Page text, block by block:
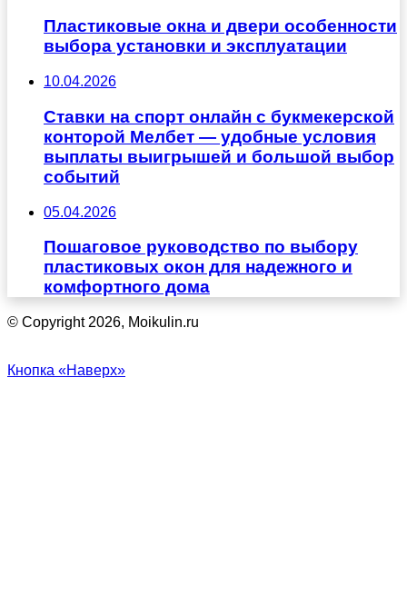
Пластиковые окна и двери особенности
выбора установки и эксплуатации
10.04.2026
Ставки на спорт онлайн с букмекерской
конторой Мелбет — удобные условия
выплаты выигрышей и большой выбор
событий
05.04.2026
Пошаговое руководство по выбору
пластиковых окон для надежного и
комфортного дома
© Copyright 2026, Moikulin.ru
Кнопка «Наверх»